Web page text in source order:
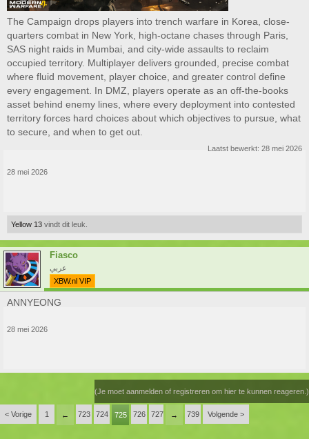
The Campaign drops players into trench warfare in Korea, close-
quarters combat in New York, high-octane chases through Paris,
SAS night raids in Mumbai, and city-wide assaults to reclaim
occupied territory. Multiplayer delivers grounded, precise combat
where fluid movement, player choice, and greater control define
every engagement. In DMZ, players operate as an off-the-books
asset behind enemy lines, where every deployment into contested
territory forces hard choices about which objectives to pursue, what
to secure, and when to get out.
Laatst bewerkt: 28 mei 2026
28 mei 2026
Yellow 13 vindt dit leuk.
Fiasco
عربي
XBW.nl VIP
ANNYEONG
28 mei 2026
(Je moet aanmelden of registreren om hier te kunnen reageren.)
< Vorige 1 ← 723 724 725 726 727 → 739 Volgende >